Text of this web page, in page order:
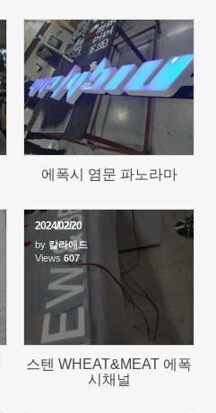
654
에폭시 염문 파노라마
2024/02/20
by 칼라애드
Views 607
스텐 WHEAT&MEAT 에폭
시채널